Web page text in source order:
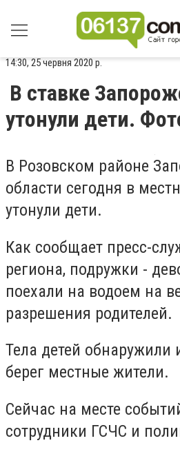
14:30, 25 червня 2020 р.
В ставке
утонули дети.
В Розовском районе
области сегодня в
утонули дети.
Как сообщает пресс-
региона, подружки -
поехали на водоем на
разрешения родителей.
Тела детей
берег местные жители.
Сейчас на месте
сотрудники ГСЧС и